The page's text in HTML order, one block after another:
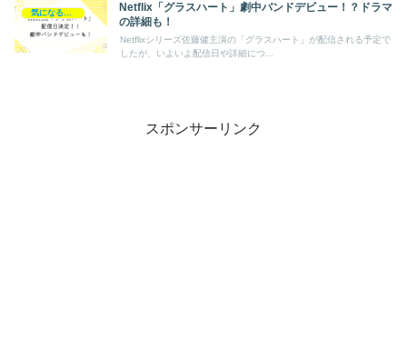
Netflix「グラスハート」劇中バンドデビュー！？ドラマ
の詳細も！
Netflixシリーズ佐藤健主演の「グラスハート」が配信される予定で
したが、いよいよ配信日や詳細につ...
スポンサーリンク